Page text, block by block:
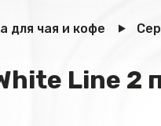
для чая и кофе
Line 2